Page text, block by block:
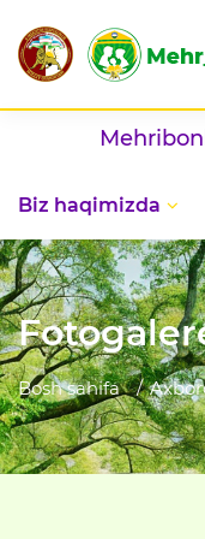
Mehribonlik
Biz haqimizda
Bosh sahifa